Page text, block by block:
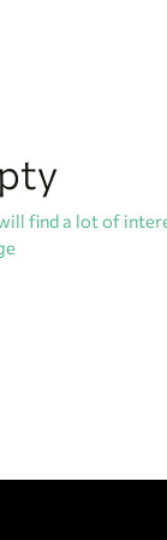
find a lot of